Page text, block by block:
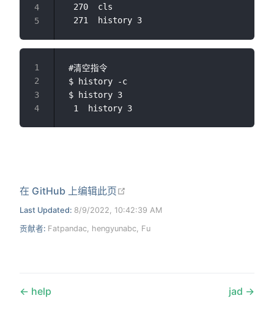
  270  cls
#清空指令
$ history -c
$ history 3
在 GitHub 上编辑此页
Last Updated: 8/9/2022, 10:42:39 AM
贡献者: Fatpandac, hengyunabc, Fu
help jad